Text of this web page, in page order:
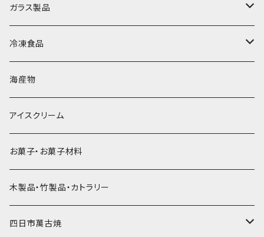
直径70mm
直径65mm
角氷
砕氷
氷河の氷
氷アイテム
無果汁1.8Lパック
無果汁1Lパック
無添加瓶シロップ
かき氷機・かき氷器
かき氷カップ
発泡スチロール無地-使い捨て
発泡スチロールプリント柄
かき氷スプーン・スプーンストロー
プラスチック・スプーン
プラスチック・スプーンストロー
コンデンスミルク・練乳・あんこ
かき氷セット
その他かき氷用品
ドライアイス3ｋｇ
ドライアイス4ｋｇ
ドライアイス5ｋｇ
ドライアイス8ｋｇ
ドライアイス10ｋｇ
ドライアイス15ｋｇ
ドライアイス20ｋｇ
ガラス製品
オンザロック・グラス
ビール・グラス
タンブラー
かき氷器
冷凍食品
肉まん・あんまん
パスタ・スパゲッティ
惣菜
海産物
アイスクリーム
お菓子・お菓子材料
木製品・竹製品・カトラリー
四日市萬古焼